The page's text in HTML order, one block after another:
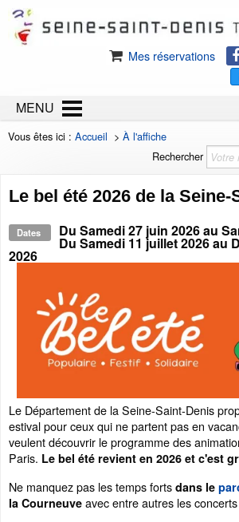
Mes réservations
MENU
Vous êtes ici : Accueil > À l'affiche
Rechercher
Le bel été 2026 de la Seine-
Dates Du Samedi 27 juin 2026au
Du Samedi 11 juillet 2026au
2026
Le Département de la Seine-Saint-Denis
estival pour ceux qui ne partent pas en
veulent découvrir le programme des
Paris. Le bel été revient en 2026 et c'est
Ne manquez pas les temps forts dans le
la Courneuve avec entre autres les